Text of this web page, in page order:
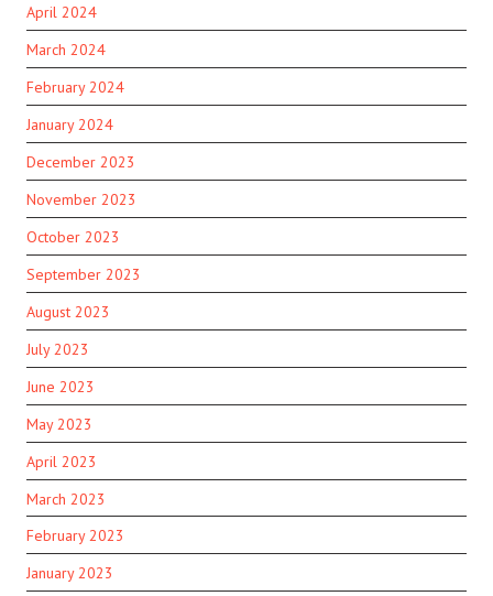
April 2024
March 2024
February 2024
January 2024
December 2023
November 2023
October 2023
September 2023
August 2023
July 2023
June 2023
May 2023
April 2023
March 2023
February 2023
January 2023